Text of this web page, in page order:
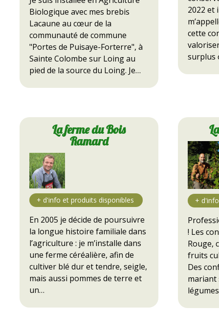
Biologique avec mes brebis
Lacaune au cœur de la
communauté de commune
"Portes de Puisaye-Forterre", à
Sainte Colombe sur Loing au
pied de la source du Loing. Je…
2022 et
cette
surplus
La ferme du Bois
Ramard
En 2005 je décide de poursuivre
la longue histoire familiale dans
l’agriculture : je m’installe dans
une ferme céréalière, afin de
cultiver blé dur et tendre, seigle,
mais aussi pommes de terre et
un…
! Les
Rouge,
fruits
Des
mariant